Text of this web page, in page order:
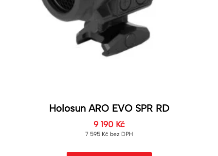
Holosun ARO EVO SPR RD
9 190 Kč
7 595 Kč bez DPH